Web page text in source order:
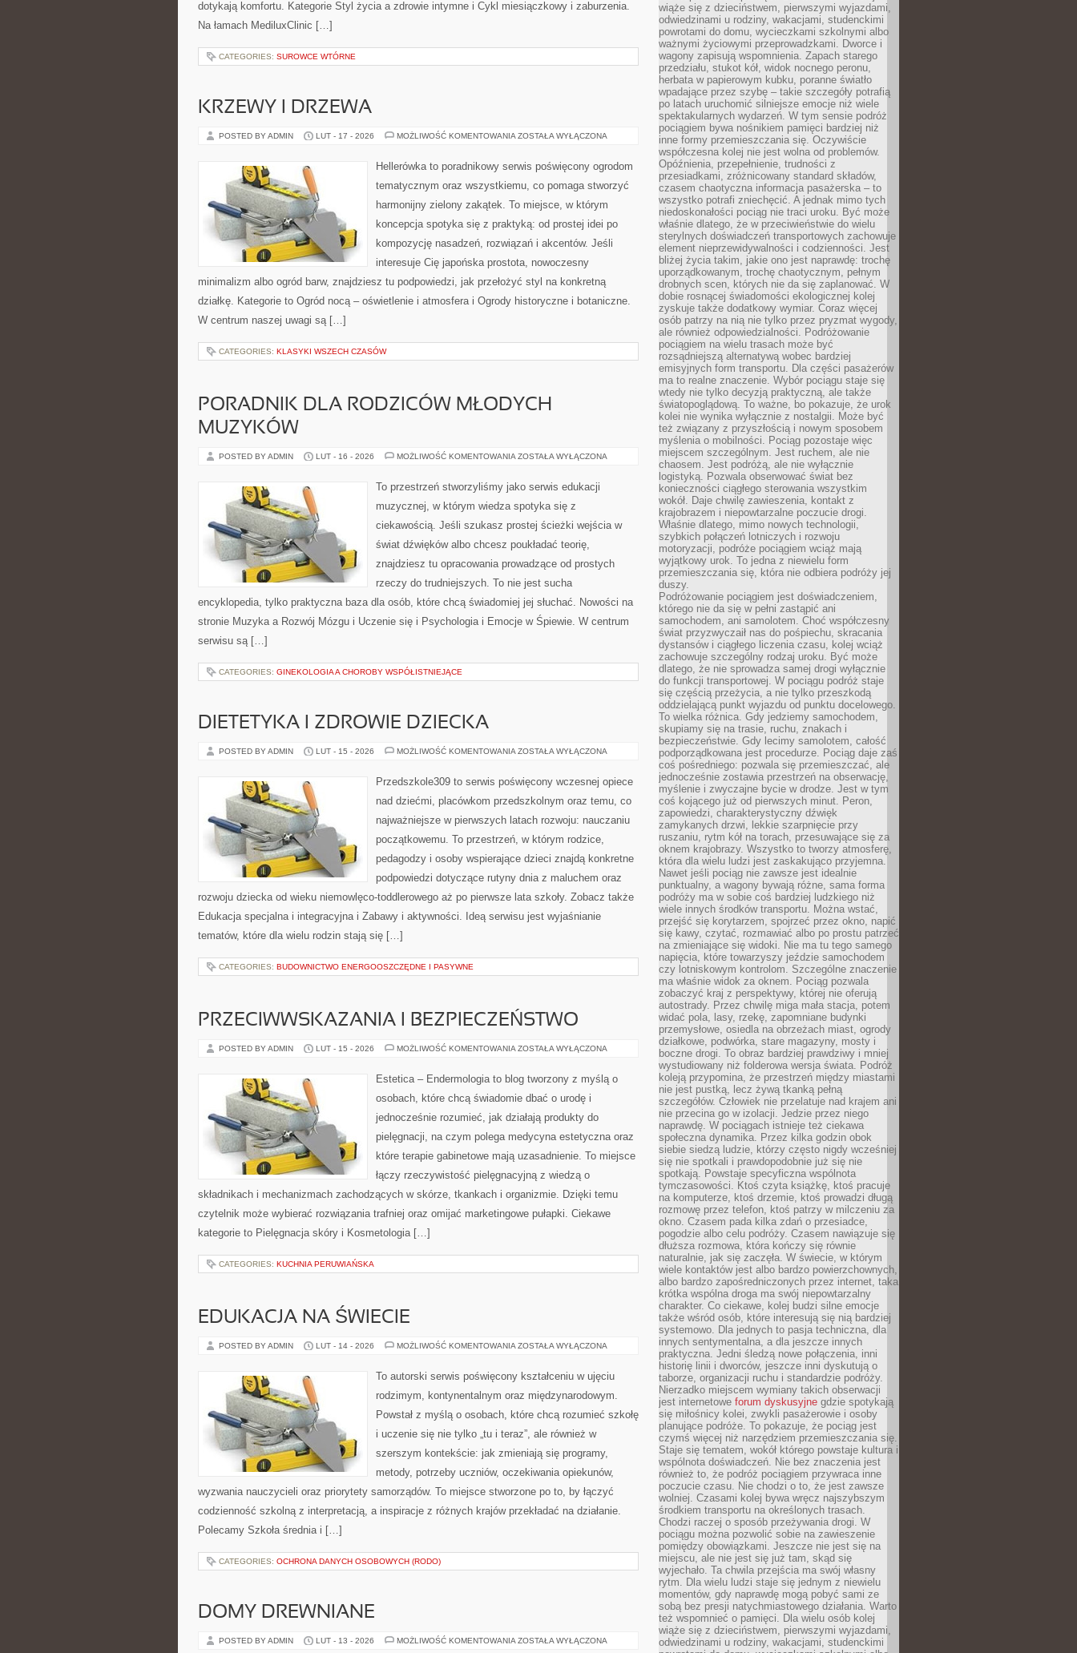
dotykają komfortu. Kategorie Styl życia a zdrowie intymne i Cykl miesiączkowy i zaburzenia.
Na łamach MediluxClinic […]
CATEGORIES: SUROWCE WTÓRNE
KRZEWY I DRZEWA
POSTED BY ADMIN LUT - 17 - 2026 MOŻLIWOŚĆ KOMENTOWANIA KRZEWY
ZOSTAŁA WYŁĄCZONA
Hellerówka to poradnikowy serwis poświęcony ogrodom
tematycznym oraz wszystkiemu, co pomaga stworzyć
harmonijny zielony zakątek. To miejsce, w którym
koncepcja spotyka się z praktyką: od prostej idei po
kompozycję nasadzeń, rozwiązań i akcentów. Jeśli
interesuje Cię japońska prostota, nowoczesny
minimalizm albo ogród barw, znajdziesz tu podpowiedzi, jak przełożyć styl na konkretną
działkę. Kategorie to Ogród nocą – oświetlenie i atmosfera i Ogrody historyczne i botaniczne.
W centrum naszej uwagi są […]
CATEGORIES: KLASYKI WSZECH CZASÓW
PORADNIK DLA RODZICÓW MŁODYCH
MUZYKÓW
POSTED BY ADMIN LUT - 16 - 2026 MOŻLIWOŚĆ KOMENTOWANIA PORADNIK
MŁODYCH
MUZYKÓW
ZOSTAŁA WYŁĄCZONA
To przestrzeń stworzyliśmy jako serwis edukacji
muzycznej, w którym wiedza spotyka się z
ciekawością. Jeśli szukasz prostej ścieżki wejścia w
świat dźwięków albo chcesz poukładać teorię,
znajdziesz tu opracowania prowadzące od prostych
rzeczy do trudniejszych. To nie jest sucha
encyklopedia, tylko praktyczna baza dla osób, które chcą świadomiej jej słuchać. Nowości na
stronie Muzyka a Rozwój Mózgu i Uczenie się i Psychologia i Emocje w Śpiewie. W centrum
serwisu są […]
CATEGORIES: GINEKOLOGIA A CHOROBY WSPÓŁISTNIEJĄCE
DIETETYKA I ZDROWIE DZIECKA
POSTED BY ADMIN LUT - 15 - 2026 MOŻLIWOŚĆ KOMENTOWANIA DIETETYKA
DZIECKA
ZOSTAŁA WYŁĄCZONA
Przedszkole309 to serwis poświęcony wczesnej opiece
nad dziećmi, placówkom przedszkolnym oraz temu, co
najważniejsze w pierwszych latach rozwoju: nauczaniu
początkowemu. To przestrzeń, w którym rodzice,
pedagodzy i osoby wspierające dzieci znajdą konkretne
podpowiedzi dotyczące rutyny dnia z maluchem oraz
rozwoju dziecka od wieku niemowlęco-toddlerowego aż po pierwsze lata szkoły. Zobacz także
Edukacja specjalna i integracyjna i Zabawy i aktywności. Ideą serwisu jest wyjaśnianie
tematów, które dla wielu rodzin stają się […]
CATEGORIES: BUDOWNICTWO ENERGOOSZCZĘDNE I PASYWNE
PRZECIWWSKAZANIA I BEZPIECZEŃSTWO
POSTED BY ADMIN LUT - 15 - 2026 MOŻLIWOŚĆ KOMENTOWANIA PRZECIWWSKAZANIA
ZOSTAŁA WYŁĄCZONA
Estetica – Endermologia to blog tworzony z myślą o
osobach, które chcą świadomie dbać o urodę i
jednocześnie rozumieć, jak działają produkty do
pielęgnacji, na czym polega medycyna estetyczna oraz
które terapie gabinetowe mają uzasadnienie. To miejsce
łączy rzeczywistość pielęgnacyjną z wiedzą o
składnikach i mechanizmach zachodzących w skórze, tkankach i organizmie. Dzięki temu
czytelnik może wybierać rozwiązania trafniej oraz omijać marketingowe pułapki. Ciekawe
kategorie to Pielęgnacja skóry i Kosmetologia […]
CATEGORIES: KUCHNIA PERUWIAŃSKA
EDUKACJA NA ŚWIECIE
POSTED BY ADMIN LUT - 14 - 2026 MOŻLIWOŚĆ KOMENTOWANIA EDUKACJA
ZOSTAŁA WYŁĄCZONA
To autorski serwis poświęcony kształceniu w ujęciu
rodzimym, kontynentalnym oraz międzynarodowym.
Powstał z myślą o osobach, które chcą rozumieć szkołę
i uczenie się nie tylko „tu i teraz”, ale również w
szerszym kontekście: jak zmieniają się programy,
metody, potrzeby uczniów, oczekiwania opiekunów,
wyzwania nauczycieli oraz priorytety samorządów. To miejsce stworzone po to, by łączyć
codzienność szkolną z interpretacją, a inspiracje z różnych krajów przekładać na działanie.
Polecamy Szkoła średnia i […]
CATEGORIES: OCHRONA DANYCH OSOBOWYCH (RODO)
DOMY DREWNIANE
POSTED BY ADMIN LUT - 13 - 2026 MOŻLIWOŚĆ KOMENTOWANIA DOMY
ZOSTAŁA WYŁĄCZONA
wiąże się z dzieciństwem, pierwszymi wyjazdami,
odwiedzinami u rodziny, wakacjami, studenckimi
powrotami do domu, wycieczkami szkolnymi albo
ważnymi życiowymi przeprowadzkami. Dworce i
wagony zapisują wspomnienia. Zapach starego
przedziału, stukot kół, widok nocnego peronu,
herbata w papierowym kubku, poranne światło
wpadające przez szybę – takie szczegóły potrafią
po latach uruchomić silniejsze emocje niż wiele
spektakularnych wydarzeń. W tym sensie podróż
pociągiem bywa nośnikiem pamięci bardziej niż
inne formy przemieszczania się. Oczywiście
współczesna kolej nie jest wolna od problemów.
Opóźnienia, przepełnienie, trudności z
przesiadkami, zróżnicowany standard składów,
czasem chaotyczna informacja pasażerska – to
wszystko potrafi zniechęcić. A jednak mimo tych
niedoskonałości pociąg nie traci uroku. Być może
właśnie dlatego, że w przeciwieństwie do wielu
sterylnych doświadczeń transportowych zachowuje
element nieprzewidywalności i codzienności. Jest
bliżej życia takim, jakie ono jest naprawdę: trochę
uporządkowanym, trochę chaotycznym, pełnym
drobnych scen, których nie da się zaplanować. W
dobie rosnącej świadomości ekologicznej kolej
zyskuje także dodatkowy wymiar. Coraz więcej
osób patrzy na nią nie tylko przez pryzmat wygody,
ale również odpowiedzialności. Podróżowanie
pociągiem na wielu trasach może być
rozsądniejszą alternatywą wobec bardziej
emisyjnych form transportu. Dla części pasażerów
ma to realne znaczenie. Wybór pociągu staje się
wtedy nie tylko decyzją praktyczną, ale także
światopoglądową. To ważne, bo pokazuje, że urok
kolei nie wynika wyłącznie z nostalgii. Może być
też związany z przyszłością i nowym sposobem
myślenia o mobilności. Pociąg pozostaje więc
miejscem szczególnym. Jest ruchem, ale nie
chaosem. Jest podróżą, ale nie wyłącznie
logistyką. Pozwala obserwować świat bez
konieczności ciągłego sterowania wszystkim
wokół. Daje chwilę zawieszenia, kontakt z
krajobrazem i niepowtarzalne poczucie drogi.
Właśnie dlatego, mimo nowych technologii,
szybkich połączeń lotniczych i rozwoju
motoryzacji, podróże pociągiem wciąż mają
wyjątkowy urok. To jedna z niewielu form
przemieszczania się, która nie odbiera podróży jej
duszy.
Podróżowanie pociągiem jest doświadczeniem,
którego nie da się w pełni zastąpić ani
samochodem, ani samolotem. Choć współczesny
świat przyzwyczaił nas do pośpiechu, skracania
dystansów i ciągłego liczenia czasu, kolej wciąż
zachowuje szczególny rodzaj uroku. Być może
dlatego, że nie sprowadza samej drogi wyłącznie
do funkcji transportowej. W pociągu podróż staje
się częścią przeżycia, a nie tylko przeszkodą
oddzielającą punkt wyjazdu od punktu docelowego.
To wielka różnica. Gdy jedziemy samochodem,
skupiamy się na trasie, ruchu, znakach i
bezpieczeństwie. Gdy lecimy samolotem, całość
podporządkowana jest procedurze. Pociąg daje zaś
coś pośredniego: pozwala się przemieszczać, ale
jednocześnie zostawia przestrzeń na obserwację,
myślenie i zwyczajne bycie w drodze. Jest w tym
coś kojącego już od pierwszych minut. Peron,
zapowiedzi, charakterystyczny dźwięk
zamykanych drzwi, lekkie szarpnięcie przy
ruszaniu, rytm kół na torach, przesuwające się za
oknem krajobrazy. Wszystko to tworzy atmosferę,
która dla wielu ludzi jest zaskakująco przyjemna.
Nawet jeśli pociąg nie zawsze jest idealnie
punktualny, a wagony bywają różne, sama forma
podróży ma w sobie coś bardziej ludzkiego niż
wiele innych środków transportu. Można wstać,
przejść się korytarzem, spojrzeć przez okno, napić
się kawy, czytać, rozmawiać albo po prostu patrzeć
na zmieniające się widoki. Nie ma tu tego samego
napięcia, które towarzyszy jeździe samochodem
czy lotniskowym kontrolom. Szczególne znaczenie
ma właśnie widok za oknem. Pociąg pozwala
zobaczyć kraj z perspektywy, której nie oferują
autostrady. Przez chwilę miga mała stacja, potem
widać pola, lasy, rzekę, zapomniane budynki
przemysłowe, osiedla na obrzeżach miast, ogrody
działkowe, podwórka, stare magazyny, mosty i
boczne drogi. To obraz bardziej prawdziwy i mniej
wystudiowany niż folderowa wersja świata. Podróż
koleją przypomina, że przestrzeń między miastami
nie jest pustką, lecz żywą tkanką pełną
szczegółów. Człowiek nie przelatuje nad krajem ani
nie przecina go w izolacji. Jedzie przez niego
naprawdę. W pociągach istnieje też ciekawa
społeczna dynamika. Przez kilka godzin obok
siebie siedzą ludzie, którzy często nigdy wcześniej
się nie spotkali i prawdopodobnie już się nie
spotkają. Powstaje specyficzna wspólnota
tymczasowości. Ktoś czyta książkę, ktoś pracuje
na komputerze, ktoś drzemie, ktoś prowadzi długą
rozmowę przez telefon, ktoś patrzy w milczeniu za
okno. Czasem pada kilka zdań o przesiadce,
pogodzie albo celu podróży. Czasem nawiązuje się
dłuższa rozmowa, która kończy się równie
naturalnie, jak się zaczęła. W świecie, w którym
wiele kontaktów jest albo bardzo powierzchownych,
albo bardzo zapośredniczonych przez internet, taka
krótka wspólna droga ma swój niepowtarzalny
charakter. Co ciekawe, kolej budzi silne emocje
także wśród osób, które interesują się nią bardziej
systemowo. Dla jednych to pasja techniczna, dla
innych sentymentalna, a dla jeszcze innych
praktyczna. Jedni śledzą nowe połączenia, inni
historię linii i dworców, jeszcze inni dyskutują o
taborze, organizacji ruchu i standardzie podróży.
Nierzadko miejscem wymiany takich obserwacji
jest internetowe forum dyskusyjne gdzie spotykają
się miłośnicy kolei, zwykli pasażerowie i osoby
planujące podróże. To pokazuje, że pociąg jest
czymś więcej niż narzędziem przemieszczania się.
Staje się tematem, wokół którego powstaje kultura i
wspólnota doświadczeń. Nie bez znaczenia jest
również to, że podróż pociągiem przywraca inne
poczucie czasu. Nie chodzi o to, że jest zawsze
wolniej. Czasami kolej bywa wręcz najszybszym
środkiem transportu na określonych trasach.
Chodzi raczej o sposób przeżywania drogi. W
pociągu można pozwolić sobie na zawieszenie
pomiędzy obowiązkami. Jeszcze nie jest się na
miejscu, ale nie jest się już tam, skąd się
wyjechało. Ta chwila przejścia ma swój własny
rytm. Dla wielu ludzi staje się jednym z niewielu
momentów, gdy naprawdę mogą pobyć sami ze
sobą bez presji natychmiastowego działania. Warto
też wspomnieć o pamięci. Dla wielu osób kolej
wiąże się z dzieciństwem, pierwszymi wyjazdami,
odwiedzinami u rodziny, wakacjami, studenckimi